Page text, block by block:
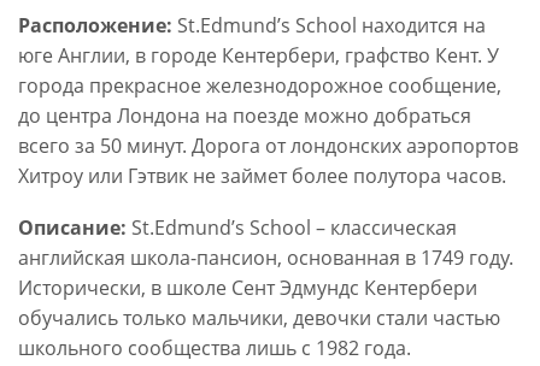
Расположение: St.Edmund’s School находится на
юге Англии, в городе Кентербери, графство Кент. У
города прекрасное железнодорожное сообщение,
до центра Лондона на поезде можно добраться
всего за 50 минут. Дорога от лондонских аэропортов
Хитроу или Гэтвик не займет более полутора часов.
Описание: St.Edmund’s School – классическая
английская школа-пансион, основанная в 1749 году.
Исторически, в школе Сент Эдмундс Кентербери
обучались только мальчики, девочки стали частью
школьного сообщества лишь с 1982 года.